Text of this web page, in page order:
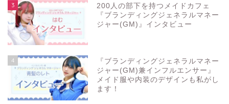
3
200人の部下を持つメイドカフェ
『ブランディングジェネラルマネー
ジャー(GM)』インタビュー
4
『ブランディングジェネラルマネー
ジャー(GM)兼インフルエンサー』
メイド服や内装のデザインも私がし
ます！